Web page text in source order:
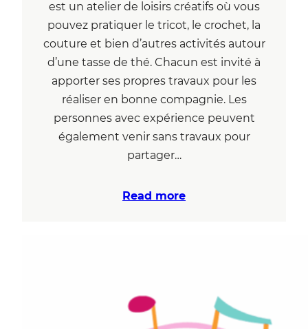
est un atelier de loisirs créatifs où vous
pouvez pratiquer le tricot, le crochet, la
couture et bien d’autres activités autour
d’une tasse de thé. Chacun est invité à
apporter ses propres travaux pour les
réaliser en bonne compagnie. Les
personnes avec expérience peuvent
également venir sans travaux pour
partager…
Read more